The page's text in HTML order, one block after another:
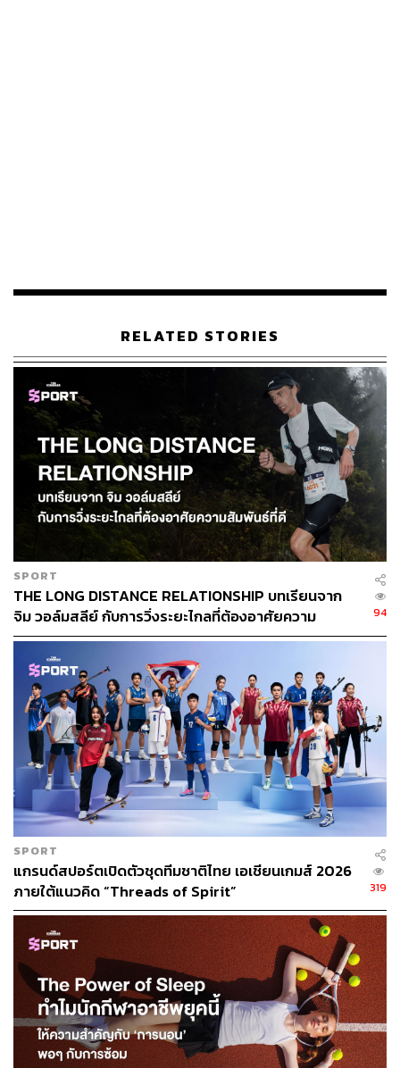
ศึกซีเกมส์ครั้งนี้ พร้อมกับผลงาน 4 เหรียญทอง ทำให้หลาย
จอชชัว และ บิว-ภูริพล บุญสอน นักกีฬาวัย 16 ปี เจ้าของสถิติ
ซีเกมส์ 200 เมตรชายที่เขาทำได้ในครั้งนี้ พร้อมกับ 3 เหรียญ
ทองซีเกมส์
รวมถึง คีริน ตันติเวทย์ นักวิ่งลูกครึ่งไทย-อเมริกันที่ได้ลง
แข่งขันในฐานะตัวแทนทีมชาติไทยมาแล้วในศึกโอลิมปิกที่
กรุงโตเกียว ประเทศญี่ปุ่น เมื่อปี 2021 ที่ผ่านมา นับเป็นอีก
หนึ่งตัวแทนของกรีฑาไทยบนเวทีโลกที่ทุกคนเฝ้าคอยติดตาม
ในการลงแข่งขันรายการต่างๆ
ภาพที่ 2: เทควันโดทีมชาติไทย กับ เทนนิส-พาณิภัค
วงศ์พัฒนกิจที่ถูกสื่ออาเซียนจับตามอง
‘กล้องฟิล์มมม’ เสียงของเทนนิส เจ้าของเหรียญทองโอลิมปิก
เกมส์ที่กรุงโตเกียว และเจ้าของเหรียญทองซีเกมส์ ครั้งที่ 31
ที่กรุงฮานอย ประเทศเวียดนาม ตะโกนเรียกช่างภาพ ระหว่าง
ที่เรากำลังยกกล้องขนาดเล็กที่ไม่เหมือนกับช่างภาพหลายๆ
คนที่ใช้กล้องใหญ่ถ่ายภาพหมู่ของทัพนักกีฬาเทควันโดไทย
หลังเสร็จสิ้นภารกิจซีเกมส์ที่ประเทศเวียดนาม
RELATED STORIES
SPORT
THE LONG DISTANCE RELATIONSHIP บทเรียนจาก
จิม วอล์มสลีย์ กับการวิ่งระยะไกลที่ต้องอาศัยความ
สัมพันธ์ที่ดี
94
SPORT
แกรนด์สปอร์ตเปิดตัวชุดทีมชาติไทย เอเชียนเกมส์ 2026
ภายใต้แนวคิด “Threads of Spirit”
319